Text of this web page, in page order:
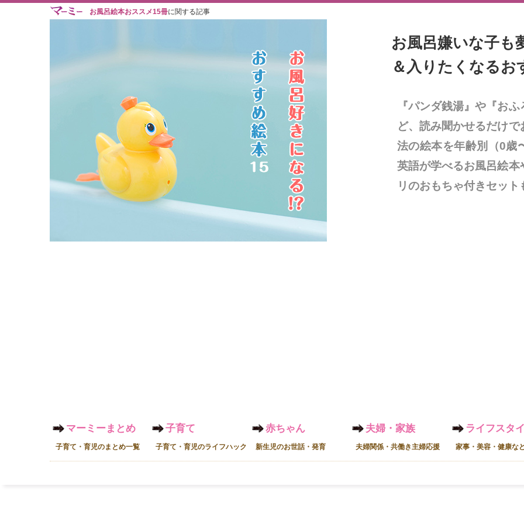
お風呂絵本おススメ15冊に関する記事
お風呂嫌いな子も
＆入りたくなるお
『パンダ銭湯』や『お
ど、読み聞かせるだけ
法の絵本を年齢別（0歳
英語が学べるお風呂絵本
リのおもちゃ付きセット
マーミーまとめ
子育て・育児のまとめ一覧
子育て
子育て・育児のライフハック
赤ちゃん
新生児のお世話・発育
夫婦・家族
夫婦関係・共働き主婦応援
ライフスタ
家事・美容・健康な